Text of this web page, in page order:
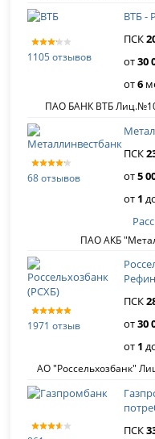
1105 отзывов
ВТБ -
ПСК
от30
от6
ПАО БАНК ВТБ
68 отзывов
ПСК
от5
от 1
ПАО АКБ
1971 отзыв
ПСК
от30
от 1
АО "Россельхозбанк"
ПСК